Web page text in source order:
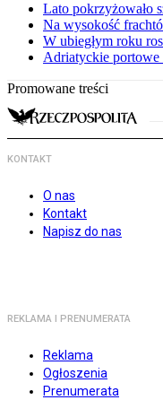
Lato pokrzyżowało
Na wysokość
W ubiegłym roku
Adriatyckie portowe
Promowane treści
KONTAKT
O nas
Kontakt
Napisz do nas
REKLAMA I PRENUMERATA
Reklama
Ogłoszenia
Prenumerata